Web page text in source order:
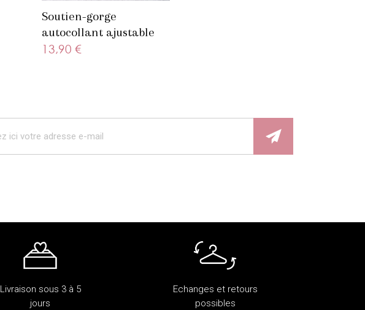
Soutien-gorge
autocollant ajustable
beige
13,90 €
Livraison sous 3 à 5
jours
Echanges et retours
possibles